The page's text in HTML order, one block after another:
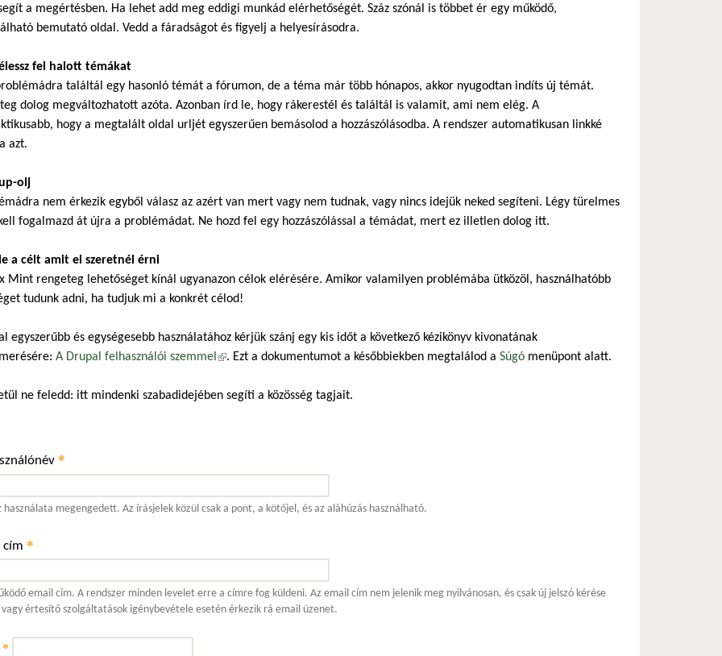
a megértésben. Ha lehet add meg eddigi munkád elérhetőségét. Száz szónál is többet ér egy működő,
bemutató oldal. Vedd a fáradságot és figyelj a helyesírásodra.
fel halott témákat
találtál egy hasonló témát a fórumon, de a téma már több hónapos, akkor nyugodtan indíts új témát.
dolog megváltozhatott azóta. Azonban írd le, hogy rákerestél és találtál is valamit, ami nem elég. A
hogy a megtalált oldal urljét egyszerűen bemásolod a hozzászólásodba. A rendszer automatikusan linkké
azt.
olj
nem érkezik egyből válasz az azért van mert vagy nem tudnak, vagy nincs idejük neked segíteni. Légy türelmes
fogalmazd át újra a problémádat. Ne hozd fel egy hozzászólással a témádat, mert ez illetlen dolog itt.
a célt amit el szeretnél érni
Mint rengeteg lehetőséget kínál ugyanazon célok elérésére. Amikor valamilyen problémába ütközöl, használhatóbb
tudunk adni, ha tudjuk mi a konkrét célod!
egyszerűbb és egységesebb használatához kérjük szánj egy kis időt a következő kézikönyv kivonatának
A Drupal felhasználói szemmel (külső hivatkozás)
. Ezt a dokumentumot a későbbiekben megtalálod a Súgó menüpont alatt.
ne feledd: itt mindenki szabadidejében segíti a közösség tagjait.
*
használata megengedett. Az írásjelek közül csak a pont, a kötőjel, és az aláhúzás használható.
cím *
email cím. A rendszer minden levelet erre a címre fog küldeni. Az email cím nem jelenik meg nyilvánosan, és csak új jelszó kérése
vagy értesítő szolgáltatások igénybevétele esetén érkezik rá email üzenet.
*